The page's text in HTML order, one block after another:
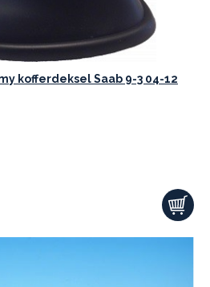
kofferdeksel Saab 9-3 04-12